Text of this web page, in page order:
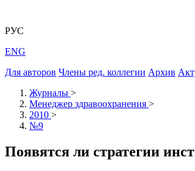
РУС
ENG
Для авторов Члены ред. коллегии Архив
Журналы >
Менеджер здравоохранения >
2010 >
№9
Появятся ли стратегии